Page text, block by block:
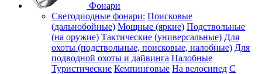
Фонари
Светодиодные фонари: Поисковые
(дальнобойные) Мощные (яркие) Подствольные
(на оружие) Тактические (универсальные) Для
охоты (подствольные, поисковые, налобные) Для
подводной охоты и дайвинга Налобные
Туристические Кемпинговые На велосипед С